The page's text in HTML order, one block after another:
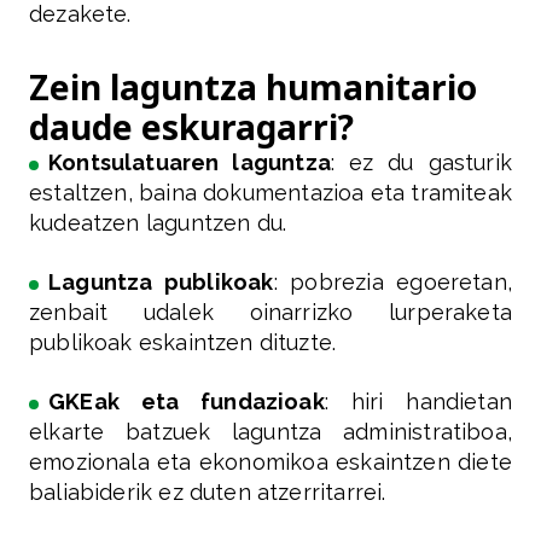
dezakete.
Zein laguntza humanitario
daude eskuragarri?
Kontsulatuaren laguntza: ez du gasturik
estaltzen, baina dokumentazioa eta tramiteak
kudeatzen laguntzen du.
Laguntza publikoak: pobrezia egoeretan,
zenbait udalek oinarrizko lurperaketa
publikoak eskaintzen dituzte.
GKEak eta fundazioak: hiri handietan
elkarte batzuek laguntza administratiboa,
emozionala eta ekonomikoa eskaintzen diete
baliabiderik ez duten atzerritarrei.